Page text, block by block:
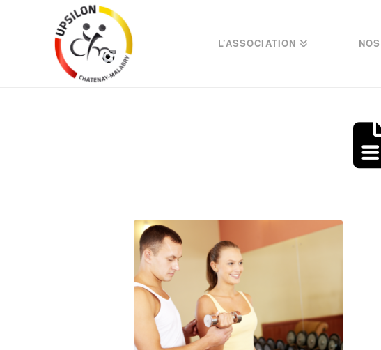
L’ASSOCIATION